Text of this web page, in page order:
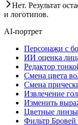
Нет. Результат
и логотипов.
AI-портрет
Персонажи с
ИИ оценка
Редактор
Смена цвета
Смена
Извлечение
Изменить
Цветные линзы
Фильтр